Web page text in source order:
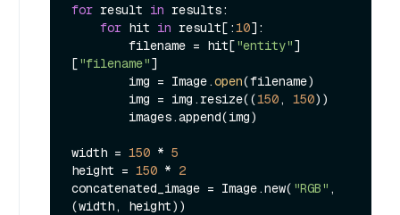
for result in results:
for hit in result[:10]:
        filename = hit[
"entity"]
["filename"]
        img = Image.
open(filename)
        img = img.resize((
150, 150))
width = 150 * 5
height = 150 * 2
concatenated_image = Image.new( "RGB" ,
(width, height))